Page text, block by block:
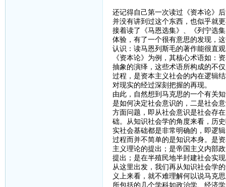
还记得自己第一次读过《资本论》
并没有讲到过这个东西，也似乎就
接着读了《马恩选集》、《列宁选
体验，有了一个很有意思的发现，
认识：读马恩列斯毛的著作能很直
《资本论》为例，其核心术语如：
抽象的演绎，这些术语所构成的不
过程，是资本主义社会的内在逻辑
对现实的经过深刻把握的再现。
由此，自然想到马克思的一个有关
是如何决定社会意识的，二是社会
方面问题，即从社会意识是社会存
础。从知识社会学的角度来看，历
实社会基础都是非常明确的，即逻
过程而并不简单的是知识本身。是
主义理论的提出；是帝国主义内部
提出；是在半殖民地半封建社会实
从这里出发，我们再从知识社会学
义上来看，就不难理解何以说马克
所包括的几个学科如政治学、经济